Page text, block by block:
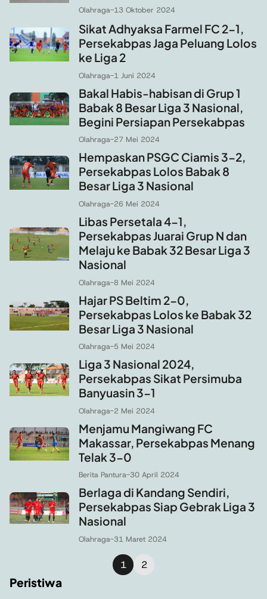
Olahraga-13 Oktober 2024
Sikat Adhyaksa Farmel FC 2-1,
Persekabpas Jaga Peluang Lolos
ke Liga 2
Olahraga-1 Juni 2024
Bakal Habis-habisan di Grup 1
Babak 8 Besar Liga 3 Nasional,
Begini Persiapan Persekabpas
Olahraga-27 Mei 2024
Hempaskan PSGC Ciamis 3-2,
Persekabpas Lolos Babak 8
Besar Liga 3 Nasional
Olahraga-26 Mei 2024
Libas Persetala 4-1,
Persekabpas Juarai Grup N dan
Melaju ke Babak 32 Besar Liga 3
Nasional
Olahraga-8 Mei 2024
Hajar PS Beltim 2-0,
Persekabpas Lolos ke Babak 32
Besar Liga 3 Nasional
Olahraga-5 Mei 2024
Liga 3 Nasional 2024,
Persekabpas Sikat Persimuba
Banyuasin 3-1
Olahraga-2 Mei 2024
Menjamu Mangiwang FC
Makassar, Persekabpas Menang
Telak 3-0
Berita Pantura-30 April 2024
Berlaga di Kandang Sendiri,
Persekabpas Siap Gebrak Liga 3
Nasional
Olahraga-31 Maret 2024
1 2
Peristiwa